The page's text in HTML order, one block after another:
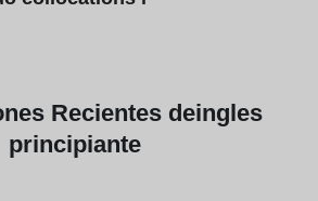
Recientes deingles
principiante